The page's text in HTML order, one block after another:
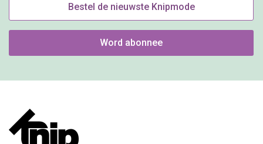
Bestel de nieuwste Knipmode
Word abonnee